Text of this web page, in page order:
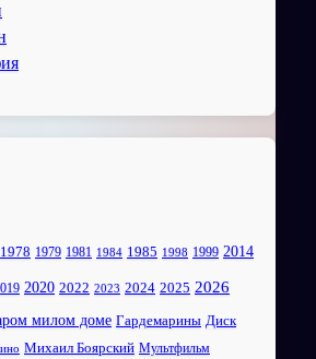
1978 1979 1981 1984 1985 1998 1999 2014
2020 2022 2023 2024 2025 2026
милом доме Гардемарины Диск
Михаил Боярский Мультфильм